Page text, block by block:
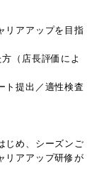
リアアップを目指
（店長評価によ
ト提出／適性検査
じめ、シーズンご
リアアップ研修が